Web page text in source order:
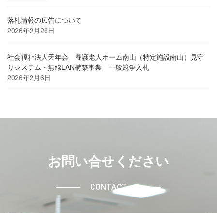
落札情報の広告について
2026年2月26日
社会福祉法人天年会 養護老人ホーム南山（特定施設南山）見守
りシステム・無線LAN構築事業 一般競争入札
2026年2月6日
お問い合せください
CONTACT